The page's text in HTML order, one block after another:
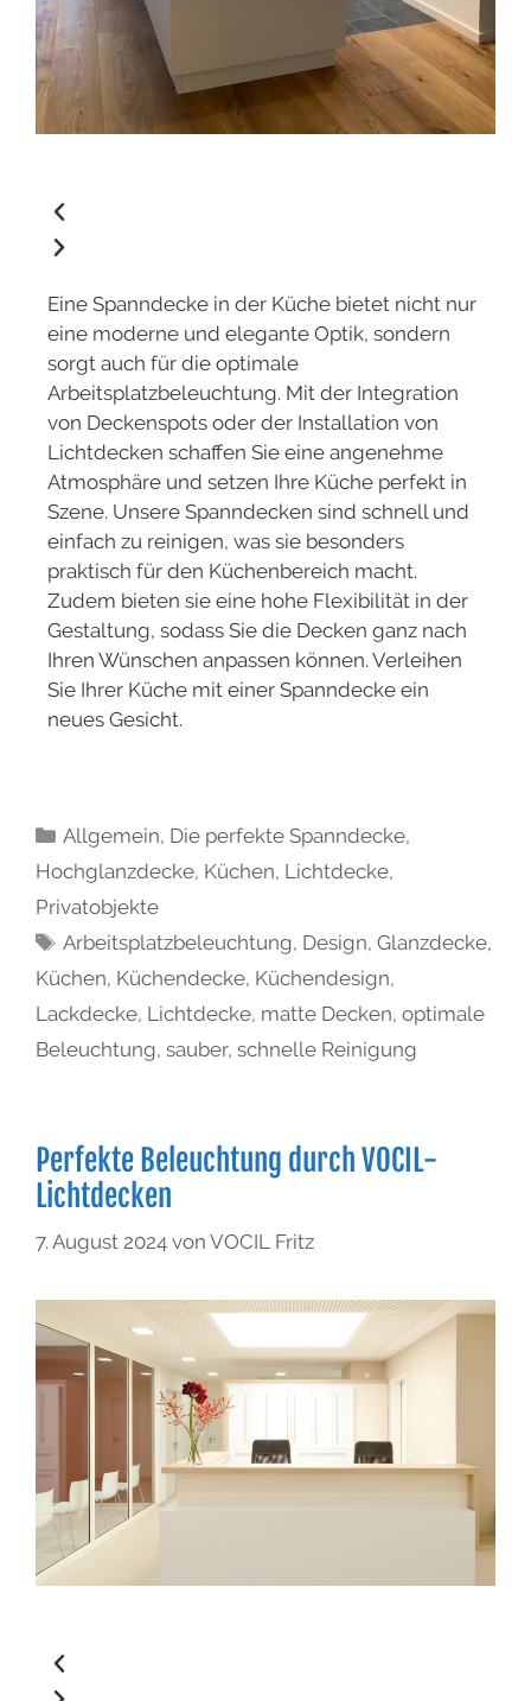
Eine Spanndecke in der Küche bietet nicht nur
eine moderne und elegante Optik, sondern
sorgt auch für die optimale
Arbeitsplatzbeleuchtung. Mit der Integration
von Deckenspots oder der Installation von
Lichtdecken schaffen Sie eine angenehme
Atmosphäre und setzen Ihre Küche perfekt in
Szene. Unsere Spanndecken sind schnell und
einfach zu reinigen, was sie besonders
praktisch für den Küchenbereich macht.
Zudem bieten sie eine hohe Flexibilität in der
Gestaltung, sodass Sie die Decken ganz nach
Ihren Wünschen anpassen können. Verleihen
Sie Ihrer Küche mit einer Spanndecke ein
neues Gesicht.
Allgemein, Die perfekte Spanndecke,
Hochglanzdecke, Küchen, Lichtdecke,
Privatobjekte
Arbeitsplatzbeleuchtung, Design,Glanzdecke,
Küchen, Küchendecke, Küchendesign,
Lackdecke, Lichtdecke, matte Decken, optimale
Beleuchtung, sauber, schnelle Reinigung
Perfekte Beleuchtung durch VOCIL-
Lichtdecken
7. August 2024 von VOCIL Fritz